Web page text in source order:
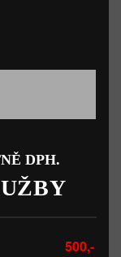
DPH.
500,-